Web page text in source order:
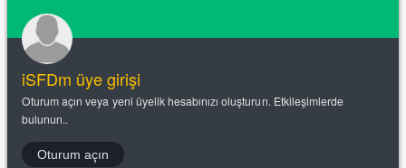
iSFDm üye girişi
Oturum açın veya yeni üyelik hesabınızı oluşturun. Etkileşimlerde
bulunun..
Oturum açın